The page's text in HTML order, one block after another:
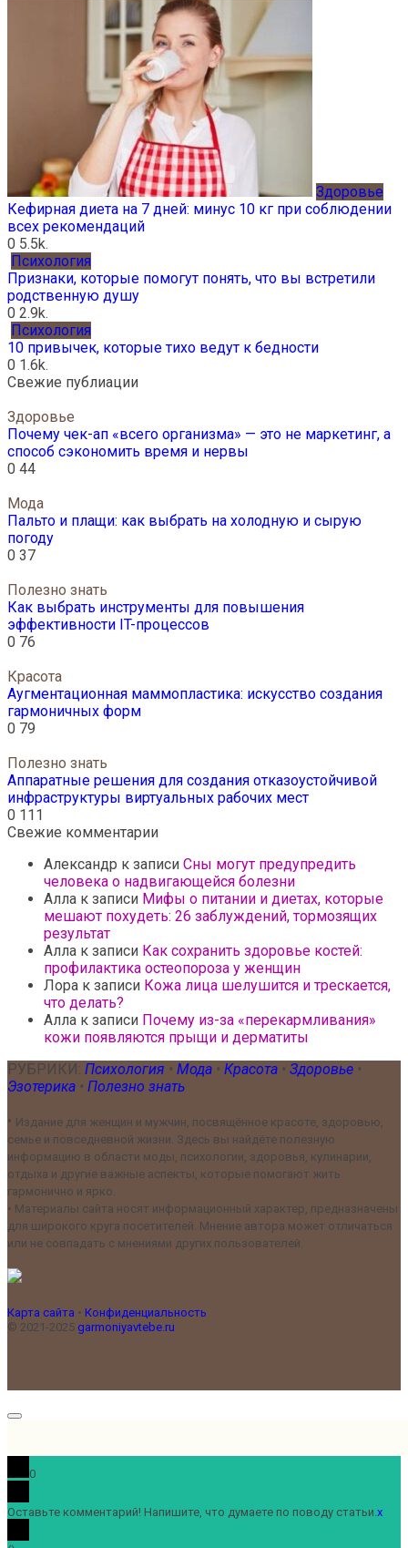
Здоровье
Кефирная диета на 7 дней: минус 10 кг при соблюдении
всех рекомендаций
0 5.5k.
Психология
Признаки, которые помогут понять, что вы встретили
родственную душу
0 2.9k.
Психология
10 привычек, которые тихо ведут к бедности
0 1.6k.
Свежие публиации
Здоровье
Почему чек-ап «всего организма» — это не маркетинг, а
способ сэкономить время и нервы
0 44
Мода
Пальто и плащи: как выбрать на холодную и сырую
погоду
0 37
Полезно знать
Как выбрать инструменты для повышения
эффективности IT-процессов
0 76
Красота
Аугментационная маммопластика: искусство создания
гармоничных форм
0 79
Полезно знать
Аппаратные решения для создания отказоустойчивой
инфраструктуры виртуальных рабочих мест
0 111
Свежие комментарии
Александр к записи Сны могут предупредить
человека о надвигающейся болезни
Алла к записи Мифы о питании и диетах, которые
мешают похудеть: 26 заблуждений, тормозящих
результат
Алла к записи Как сохранить здоровье костей:
профилактика остеопороза у женщин
Лора к записи Кожа лица шелушится и трескается,
что делать?
Алла к записи Почему из-за «перекармливания»
кожи появляются прыщи и дерматиты
РУБРИКИ: Психология • Мода • Красота • Здоровье •
Эзотерика • Полезно знать
• Издание для женщин и мужчин, посвящённое красоте, здоровью,
семье и повседневной жизни. Здесь вы найдёте полезную
информацию в области моды, психологии, здоровья, кулинарии,
отдыха и другие важные аспекты, которые помогают жить
гармонично и ярко.
• Материалы сайта носят информационный характер, предназначены
для широкого круга посетителей. Мнение автора может отличаться
или не совпадать с мнениями других пользователей.
Карта сайта • Конфиденциальность
© 2021-2025 garmoniyavtebe.ru
0
Оставьте комментарий! Напишите, что думаете по поводу статьи. x